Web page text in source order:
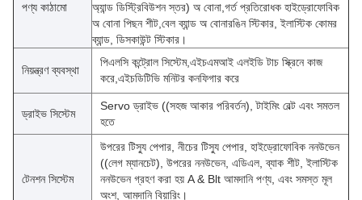
পণ্য কাঠামো
অ্যান্ড ডিস্ট্রিবিউশন স্তর) অ বোনা,গর্ত প্রতিরোধক হাইড্রোফোবিক
অ বোনা পিছন শীট,বেল ব্যান্ড অ বোনারঙিন স্টিকার, ইলাস্টিক কোমর
ব্যান্ড, ডিসকাউন্ট স্টিকার।
নিয়ন্ত্রণ ব্যবস্থা
পিএলসি কন্ট্রোল সিস্টেম,এইচএমআই এলইডি টাচ স্ক্রিনে কাজ
করে,এইচডিটিভি মনিটর কনফিগার করে
ড্রাইভ সিস্টেম
Servo ড্রাইভ ((সহজ আকার পরিবর্তন), টাইমিং বেল্ট এবং সমতল
হতে
টেনশন সিস্টেম
উপরের টিস্যু পেপার, নীচের টিস্যু পেপার, হাইড্রোফোবিক ননউভেন
((লেগ ম্যানচেট), উপরের ননউভেন, এডিএল, ব্যাক শীট, ইলাস্টিক
ননউভেন গ্রহণ করা হয় A & Blt আমদানি পণ্য, এবং সমস্ত মূল
অংশ, আমদানি বিয়ারিং।